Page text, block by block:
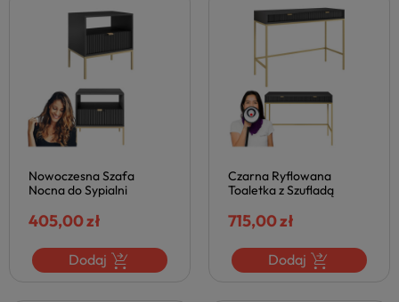
Nowoczesna Szafa
Nocna do Sypialni
Matowa Czerń NOVA
405,00 zł
Dodaj
Czarna Ryflowana
Toaletka z Szufladą
Złote Nogi NOVA
715,00 zł
Dodaj